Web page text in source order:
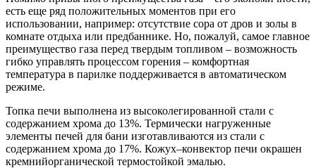
есть еще ряд положительных моментов при его
использовании, например: отсутствие сора от дров и золы в
комнате отдыха или предбаннике. Но, пожалуй, самое главное
преимущество газа перед твердым топливом – возможность
гибко управлять процессом горения – комфортная
температура в парилке поддерживается в автоматическом
режиме.
Топка печи выполнена из высоколегированной стали с
содержанием хрома до 13%. Термически нагруженные
элементы печей для бани изготавливаются из стали с
содержанием хрома до 17%. Кожух–конвектор печи окрашен
кремнийорганической термостойкой эмалью.